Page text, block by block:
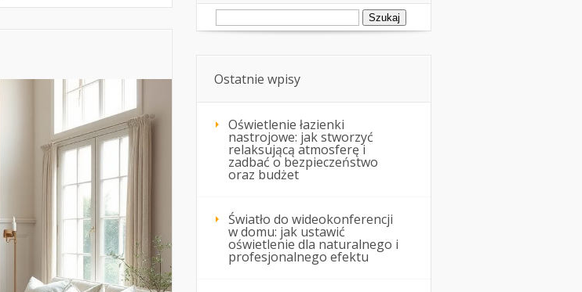
Szukaj:
Ostatnie wpisy
Oświetlenie łazienki
nastrojowe: jak stworzyć
relaksującą atmosferę i
zadbać o bezpieczeństwo
oraz budżet
Światło do wideokonferencji
w domu: jak ustawić
oświetlenie dla naturalnego i
profesjonalnego efektu